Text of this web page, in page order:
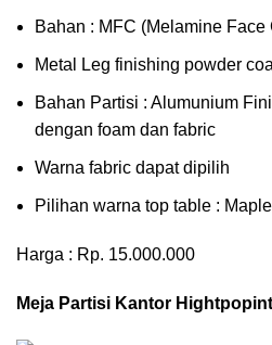
Bahan : MFC (Melamine Face
Metal Leg finishing powder
Bahan Partisi : Alumunium
dengan foam dan fabric
Warna fabric dapat dipilih
Pilihan warna top table :
Harga : Rp. 15.000.000
Meja Partisi Kantor Hightpopint